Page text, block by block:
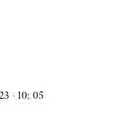
- 10: 05